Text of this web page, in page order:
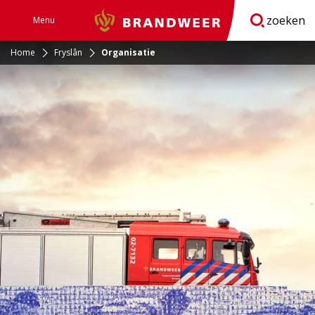
Menu Brandweer zoeken
Home Fryslân Organisatie